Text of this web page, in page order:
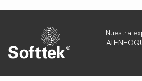
Nuestra
AI